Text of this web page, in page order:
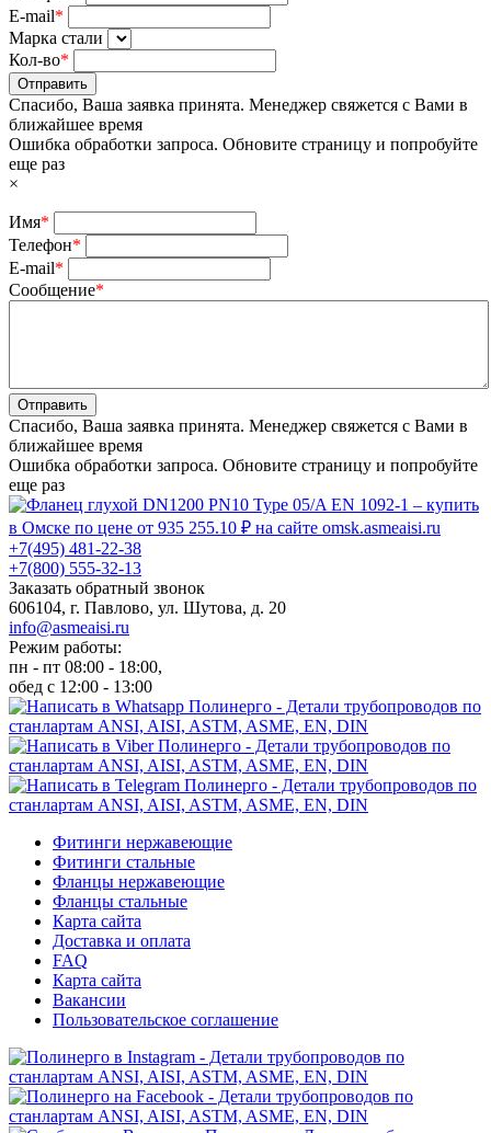
E-mail*
Марка стали
Кол-во*
Отправить
Спасибо, Ваша заявка принята. Менеджер свяжется с Вами в
ближайшее время
Ошибка обработки запроса. Обновите страницу и попробуйте
еще раз
×
Имя*
Телефон*
E-mail*
Сообщение*
Отправить
Спасибо, Ваша заявка принята. Менеджер свяжется с Вами в
ближайшее время
Ошибка обработки запроса. Обновите страницу и попробуйте
еще раз
+7(495) 481-22-38
+7(800) 555-32-13
Заказать обратный звонок
606104, г. Павлово, ул. Шутова, д. 20
info@asmeaisi.ru
Режим работы:
пн - пт 08:00 - 18:00,
обед с 12:00 - 13:00
Фитинги нержавеющие
Фитинги стальные
Фланцы нержавеющие
Фланцы стальные
Карта сайта
Доставка и оплата
FAQ
Карта сайта
Вакансии
Пользовательское соглашение